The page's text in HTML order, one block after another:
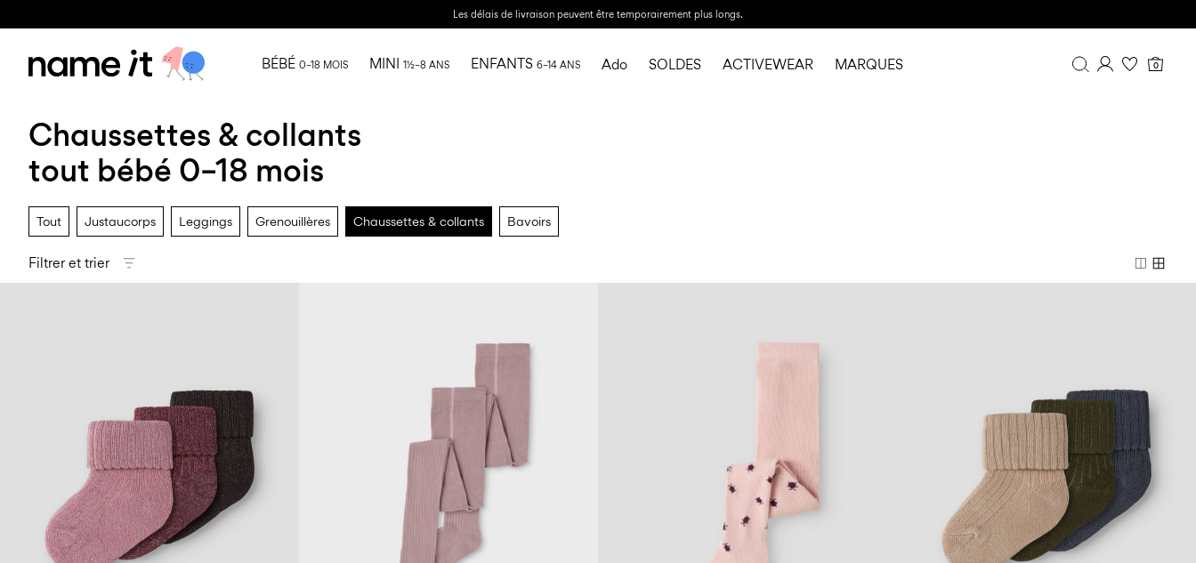
Les délais de livraison peuvent être temporairement plus longs.
0
BÉBÉ 0–18 MOIS MINI 1½–8 ANS ENFANTS 6–14 ANS Ado SOLDES ACTIVEWEAR MARQUES
Chaussettes & collants
tout bébé 0–18 mois
Tout Justaucorps Leggings Grenouillères Chaussettes & collants Bavoirs
Filtrer et trier